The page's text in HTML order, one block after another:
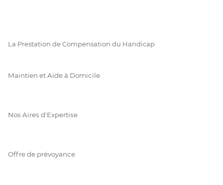
La Prestation de Compensation du Handicap
Maintien et Aide à Domicile
Nos Aires d'Expertise
Offre de prévoyance